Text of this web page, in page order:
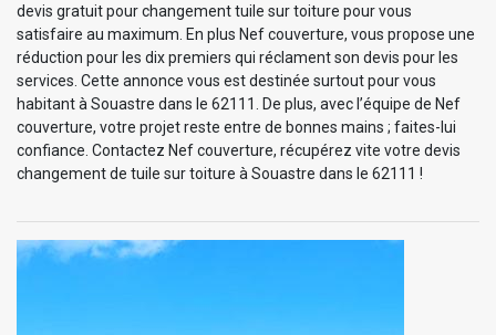
devis gratuit pour changement tuile sur toiture pour vous
satisfaire au maximum. En plus Nef couverture, vous propose une
réduction pour les dix premiers qui réclament son devis pour les
services. Cette annonce vous est destinée surtout pour vous
habitant à Souastre dans le 62111. De plus, avec l’équipe de Nef
couverture, votre projet reste entre de bonnes mains ; faites-lui
confiance. Contactez Nef couverture, récupérez vite votre devis
changement de tuile sur toiture à Souastre dans le 62111 !